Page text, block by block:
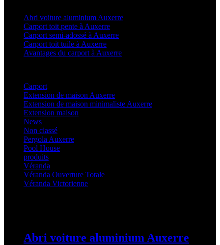
Abri voiture aluminium Auxerre
Carport toit pente à Auxerre
Carport semi-adossé à Auxerre
Carport toit tuile à Auxerre
Avantages du carport à Auxerre
Carport(36)
Extension de maison Auxerre
Extension de maison minimaliste Auxerre
Extension maison
News
Non classé
Pergola Auxerre
Pool House
produits
Véranda
Véranda Ouverture Totale
Véranda Victorienne
Abri voiture aluminium Auxerre